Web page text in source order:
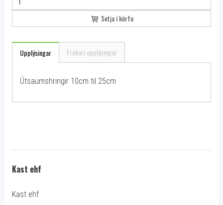
Setja í körfu
Upplýsingar Frekari upplýsingar
Útsaumshringir 10cm til 25cm
Kast ehf
Kast ehf